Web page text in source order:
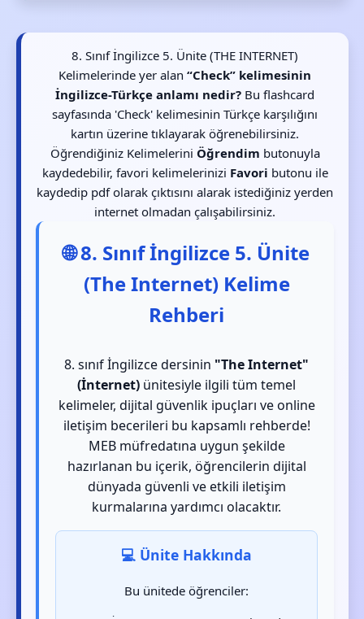
8. Sınıf İngilizce 5. Ünite (THE INTERNET)
Kelimelerinde yer alan“Check” kelimesinin
İngilizce-Türkçe anlamı nedir? Bu flashcard
sayfasında 'Check' kelimesinin Türkçe karşılığını
kartın üzerine tıklayarak öğrenebilirsiniz.
Öğrendiğiniz Kelimelerini Öğrendim butonuyla
kaydedebilir, favori kelimelerinizi Favori butonu ile
kaydedip pdf olarak çıktısını alarak istediğiniz yerden
internet olmadan çalışabilirsiniz.
🌐 8. Sınıf İngilizce 5. Ünite
(The Internet) Kelime
Rehberi
8. sınıf İngilizce dersinin "The Internet"
(İnternet) ünitesiyle ilgili tüm temel
kelimeler, dijital güvenlik ipuçları ve online
iletişim becerileri bu kapsamlı rehberde!
MEB müfredatına uygun şekilde
hazırlanan bu içerik, öğrencilerin dijital
dünyada güvenli ve etkili iletişim
kurmalarına yardımcı olacaktır.
💻 Ünite Hakkında
Bu ünitede öğrenciler: